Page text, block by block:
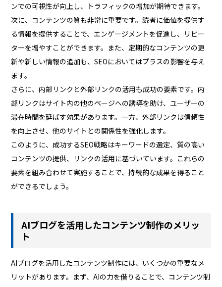
ンでの可視性が向上し、トラフィックの増加が期待できます。
次に、コンテンツの質も非常に重要です。読者に価値を提供す
る情報を提供することで、エンゲージメントを促進し、リピー
ターを増やすことができます。また、定期的なコンテンツの更
新や新しい情報の追加も、SEOにおいてはプラスの影響を与え
ます。
さらに、内部リンクと外部リンクの活用も成功の要素です。内
部リンクはサイト内の他のページへの誘導を助け、ユーザーの
滞在時間を延ばす効果があります。一方、外部リンクは信頼性
を向上させ、他のサイトとの関係性を強化します。
このように、成功するSEO戦略はキーワードの選定、質の高い
コンテンツの提供、リンクの活用に基づいています。これらの
要素を組み合わせて実施することで、持続的な成果を得ること
ができるでしょう。
AIブログを活用したコンテンツ制作のメリッ
ト
AIブログを活用したコンテンツ制作には、いくつかの重要なメ
リットがあります。まず、AIの力を借りることで、コンテンツ制